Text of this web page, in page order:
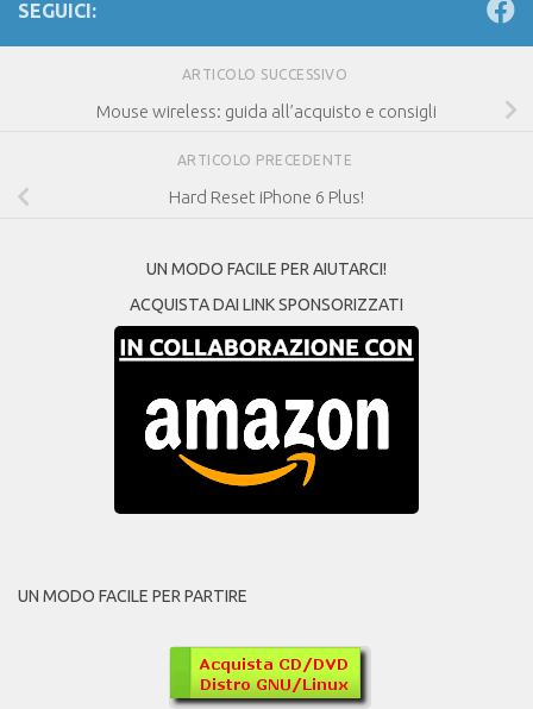
SEGUICI:
ARTICOLO SUCCESSIVO
Mouse wireless: guida all’acquisto e consigli
ARTICOLO PRECEDENTE
Hard Reset iPhone 6 Plus!
UN MODO FACILE PER AIUTARCI!
ACQUISTA DAI LINK SPONSORIZZATI
UN MODO FACILE PER PARTIRE